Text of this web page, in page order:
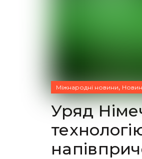
Міжнародні новини,
Уряд